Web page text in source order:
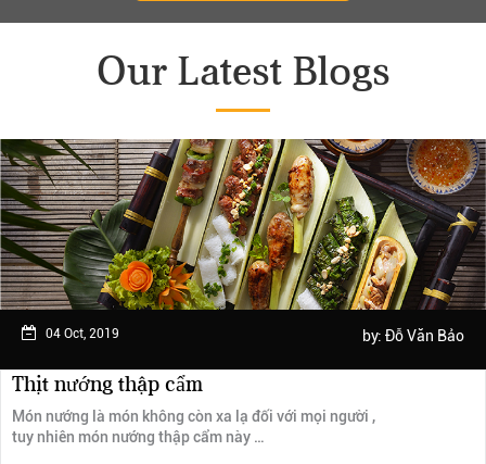
Thanks for giving my family good services.
I hope you are happy everyday.
My parents said, we were happy in harong bey. ^^
Have a nice day.
Ngày trải nghiệm: tháng 2 năm 2019
Our Latest Blogs
04 Oct, 2019 by: Đỗ Văn Bảo
Thịt nướng thập cẩm
Món nướng là món không còn xa lạ đối với mọi người ,
tuy nhiên món nướng thập cẩm này …